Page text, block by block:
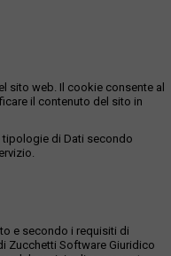
sito web. Il cookie consente al
il contenuto del sito in
tipologie di Dati secondo
e secondo i requisiti di
Zucchetti Software Giuridico